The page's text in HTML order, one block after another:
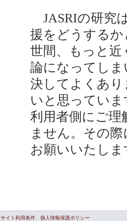
JASRIの研究
援をどうする
世間、もっと近
論になってし
決してよくあ
いと思ってい
利用者側にご
ません。その
お願いいたしま
サイト利用条件 個人情報保護ポリシー